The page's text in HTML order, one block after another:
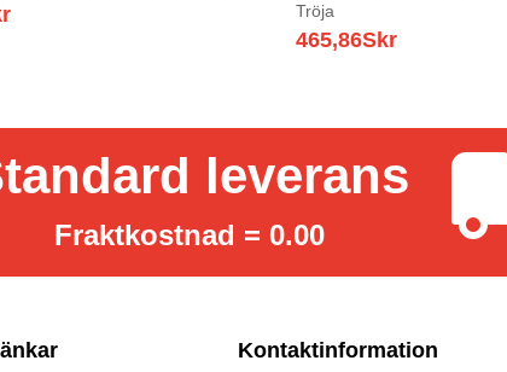
Tröja
465,86Skr
leverans
Fraktkostnad = 0.00
Kontaktinformation